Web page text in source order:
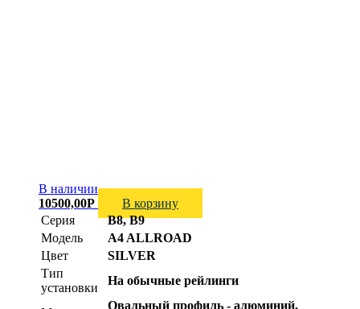
В наличии
10500,00Р
В корзину
Серия
B8, B9
Модель
A4 ALLROAD
Цвет
SILVER
Тип
установки
На обычные рейлинги
Овальный профиль - алюминий,